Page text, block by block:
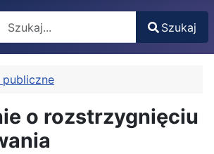
2 or more characters for results.
Szukaj
publiczne
o rozstrzygnięciu